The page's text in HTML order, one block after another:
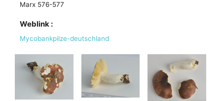
Marx 576-577
Weblink :
Mycobankpilze-deutschland